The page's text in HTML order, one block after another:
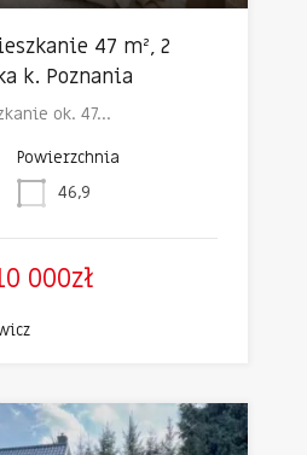
47 m², 2
k. Poznania
ok. 47…
Powierzchnia
46,9
000zł